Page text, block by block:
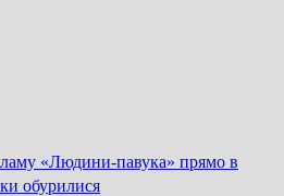
«Людини-павука» прямо в
обурилися